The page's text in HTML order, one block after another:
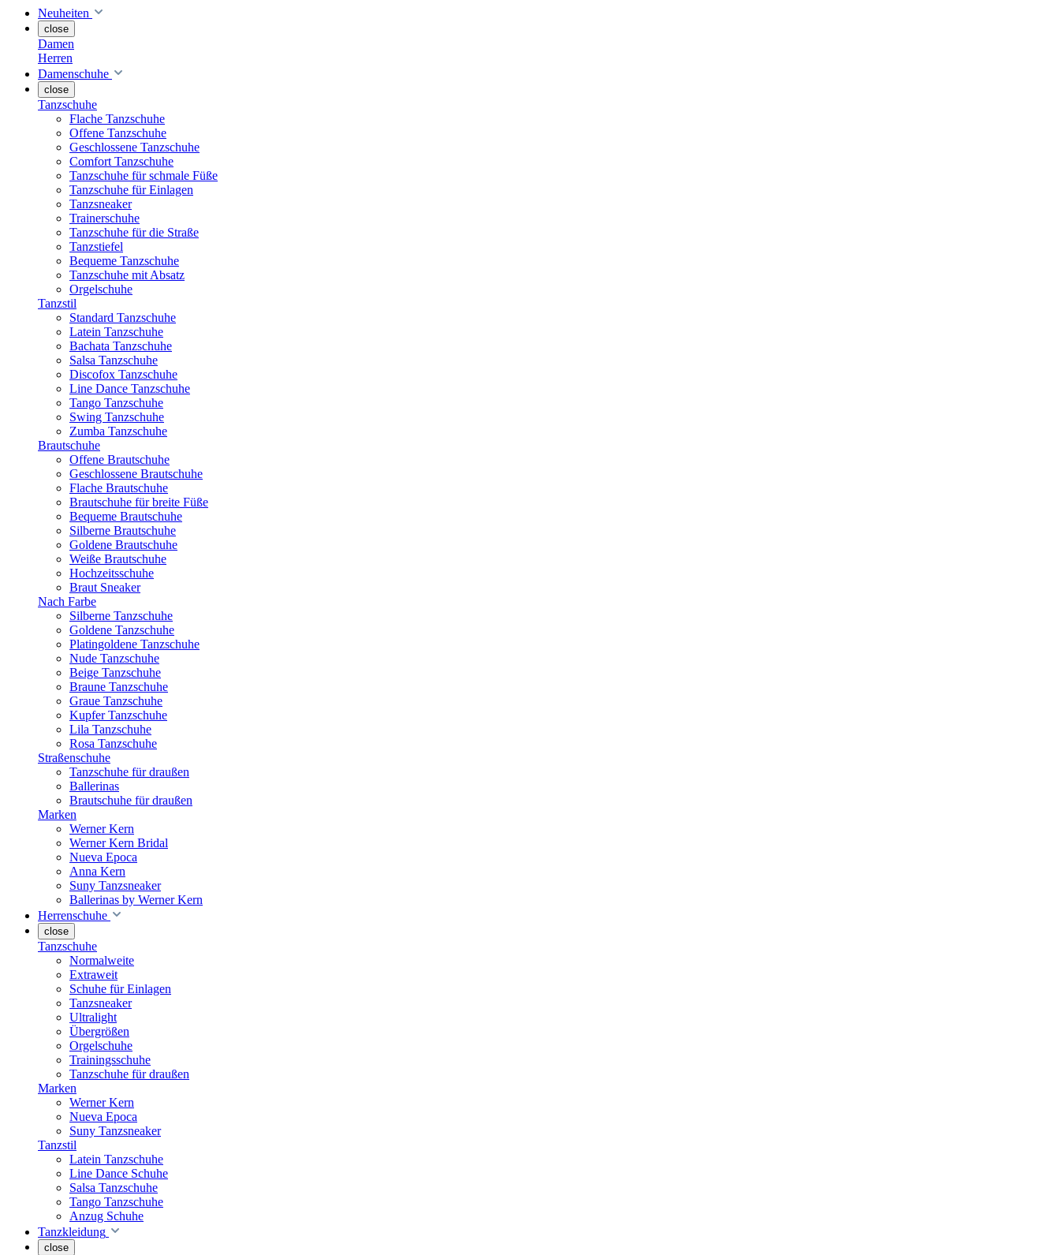
Neuheiten
close
Damen
Herren
Damenschuhe
close
Tanzschuhe
Flache Tanzschuhe
Offene Tanzschuhe
Geschlossene Tanzschuhe
Comfort Tanzschuhe
Tanzschuhe für schmale Füße
Tanzschuhe für Einlagen
Tanzsneaker
Trainerschuhe
Tanzschuhe für die Straße
Tanzstiefel
Bequeme Tanzschuhe
Tanzschuhe mit Absatz
Orgelschuhe
Tanzstil
Standard Tanzschuhe
Latein Tanzschuhe
Bachata Tanzschuhe
Salsa Tanzschuhe
Discofox Tanzschuhe
Line Dance Tanzschuhe
Tango Tanzschuhe
Swing Tanzschuhe
Zumba Tanzschuhe
Brautschuhe
Offene Brautschuhe
Geschlossene Brautschuhe
Flache Brautschuhe
Brautschuhe für breite Füße
Bequeme Brautschuhe
Silberne Brautschuhe
Goldene Brautschuhe
Weiße Brautschuhe
Hochzeitsschuhe
Braut Sneaker
Nach Farbe
Silberne Tanzschuhe
Goldene Tanzschuhe
Platingoldene Tanzschuhe
Nude Tanzschuhe
Beige Tanzschuhe
Braune Tanzschuhe
Graue Tanzschuhe
Kupfer Tanzschuhe
Lila Tanzschuhe
Rosa Tanzschuhe
Straßenschuhe
Tanzschuhe für draußen
Ballerinas
Brautschuhe für draußen
Marken
Werner Kern
Werner Kern Bridal
Nueva Epoca
Anna Kern
Suny Tanzsneaker
Ballerinas by Werner Kern
Herrenschuhe
close
Tanzschuhe
Normalweite
Extraweit
Schuhe für Einlagen
Tanzsneaker
Ultralight
Übergrößen
Orgelschuhe
Trainingsschuhe
Tanzschuhe für draußen
Marken
Werner Kern
Nueva Epoca
Suny Tanzsneaker
Tanzstil
Latein Tanzschuhe
Line Dance Schuhe
Salsa Tanzschuhe
Tango Tanzschuhe
Anzug Schuhe
Tanzkleidung
close